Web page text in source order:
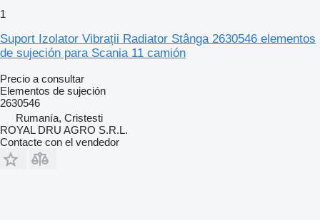
1
Suport Izolator Vibrații Radiator Stânga 2630546 elementos
de sujeción para Scania 11 camión
Precio a consultar
Elementos de sujeción
2630546
Rumanía, Cristesti
ROYAL DRU AGRO S.R.L.
Contacte con el vendedor